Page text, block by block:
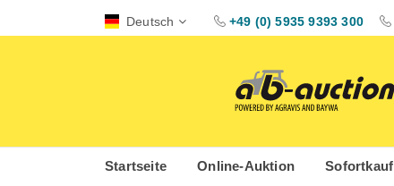
Deutsch +49 (0) 5935 9393 300
Startseite Online-Auktion Sofortkauf